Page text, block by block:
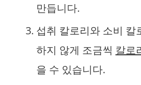
만듭니다.
섭취 칼로리와 소비 칼
하지 않게 조금씩 칼로
을 수 있습니다.